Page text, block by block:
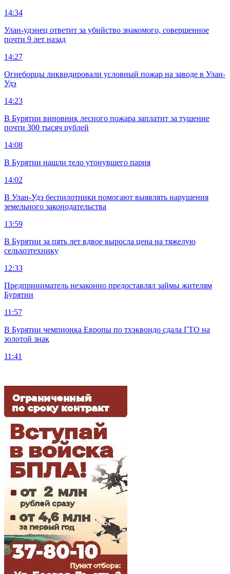
14:34
Улан-удэнец ответит за убийство знакомого, совершенное
почти 9 лет назад
14:27
Огнеборцы ликвидировали условный пожар на заводе в Улан-
Удэ
14:23
В Бурятии виновник лесного пожара заплатит за тушение
почти 300 тысяч рублей
14:08
В Бурятии нашли тело утонувшего парня
14:02
В Улан-Удэ беспилотники помогают выявлять нарушения
земельного законодательства
13:59
В Бурятии за пять лет вдвое выросла цена на тяжелую
сельхозтехнику
12:33
Предприниматель незаконно предоставлял займы жителям
Бурятии
11:57
В Бурятии чемпионка Европы по тхэквондо сдала ГТО на
золотой знак
11:41